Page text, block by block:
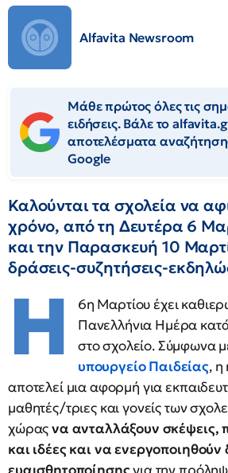
Alfavita Newsroom
Μάθε πρώτος όλες τις
ειδήσεις. Βάλε το
αποτελέσματα
Google
Καλούνται τα σχολεία να
χρόνο, από τη Δευτέρα 6
και την Παρασκευή 10
δράσεις-συζητήσεις-
Η
6η Μαρτίου έχει
Πανελλήνια Ημέρα
στο σχολείο. Σύμφωνα
υπουργείο Παιδείας, η
αποτελεί μια αφορμή για
μαθητές/τριες και γονείς των
χώραςνα ανταλλάξουν σκέψεις,
και ιδέες και να ενεργοποιηθούν